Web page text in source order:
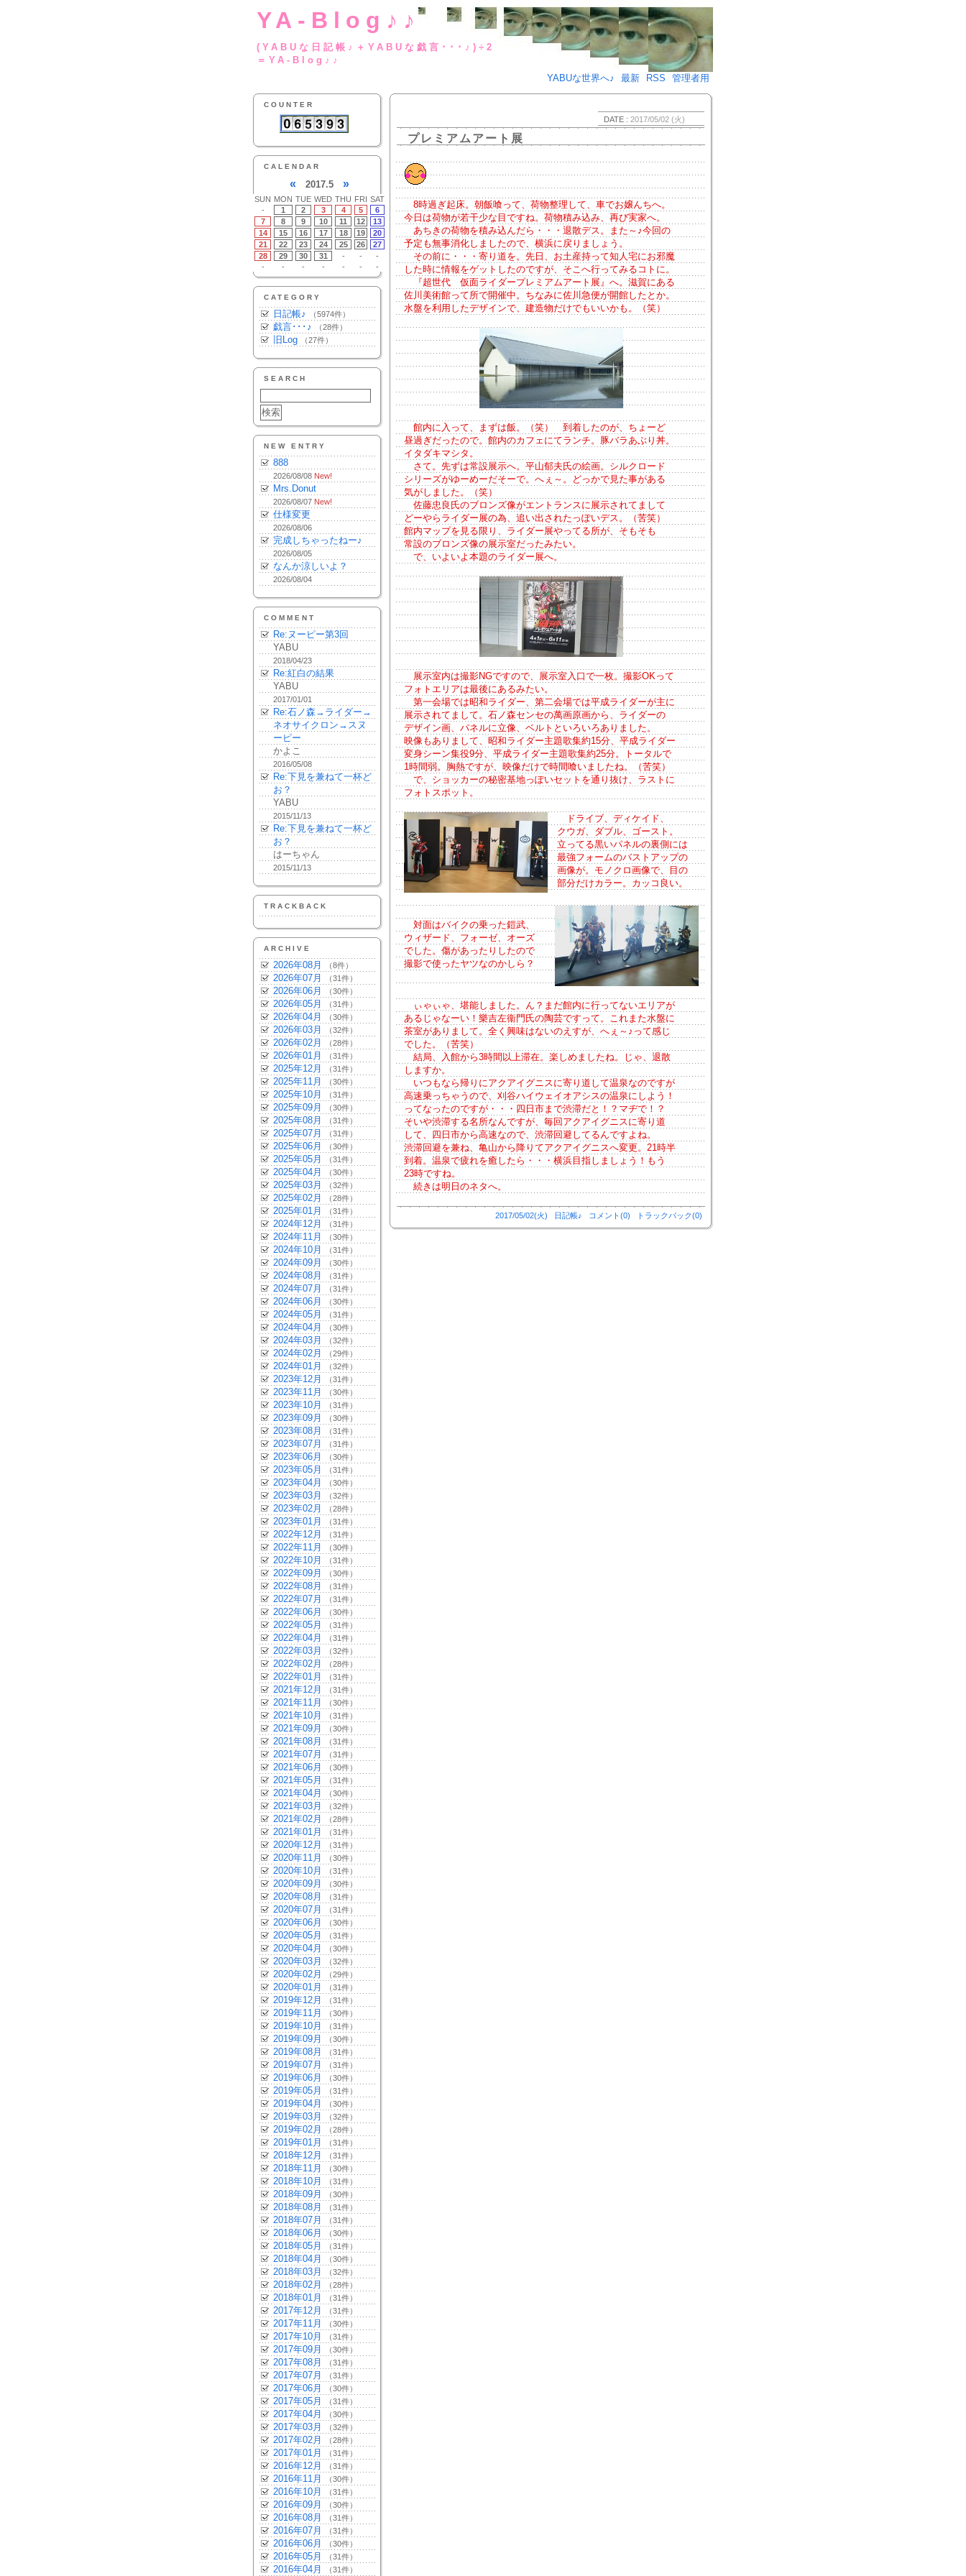
YA-Blog♪♪
(YABUな日記帳♪＋YABUな戯言･･･♪)÷2
＝YA-Blog♪♪
YABUな世界へ♪
最新 RSS 管理者用
COUNTER
CALENDAR
« 2017.5 »
SUN MON TUE WED THU FRI SAT
-
1 2 3 4 5
6
7
8 9 10 11 12
13
14
15 16 17 18 19
20
21
22 23 24 25 26
27
28
29 30 31 - -
-
-
- - - - - -
CATEGORY
日記帳♪ （5974件）
戯言･･･♪ （28件）
旧Log （27件）
SEARCH
NEW ENTRY
888
2026/08/08 New!
Mrs.Donut
2026/08/07 New!
仕様変更
2026/08/06
完成しちゃったねー♪
2026/08/05
なんか涼しいよ？
2026/08/04
COMMENT
Re:ヌーピー第3回
YABU
2018/04/23
Re:紅白の結果
YABU
2017/01/01
Re:石ノ森→ライダー→
ネオサイクロン→スヌ
ーピー
かよこ
2016/05/08
Re:下見を兼ねて一杯ど
お？
YABU
2015/11/13
Re:下見を兼ねて一杯ど
お？
はーちゃん
2015/11/13
TRACKBACK
ARCHIVE
2026年08月 （8件）
2026年07月 （31件）
2026年06月 （30件）
2026年05月 （31件）
2026年04月 （30件）
2026年03月 （32件）
2026年02月 （28件）
2026年01月 （31件）
2025年12月 （31件）
2025年11月 （30件）
2025年10月 （31件）
2025年09月 （30件）
2025年08月 （31件）
2025年07月 （31件）
2025年06月 （30件）
2025年05月 （31件）
2025年04月 （30件）
2025年03月 （32件）
2025年02月 （28件）
2025年01月 （31件）
2024年12月 （31件）
2024年11月 （30件）
2024年10月 （31件）
2024年09月 （30件）
2024年08月 （31件）
2024年07月 （31件）
2024年06月 （30件）
2024年05月 （31件）
2024年04月 （30件）
2024年03月 （32件）
2024年02月 （29件）
2024年01月 （32件）
2023年12月 （31件）
2023年11月 （30件）
2023年10月 （31件）
2023年09月 （30件）
2023年08月 （31件）
2023年07月 （31件）
2023年06月 （30件）
2023年05月 （31件）
2023年04月 （30件）
2023年03月 （32件）
2023年02月 （28件）
2023年01月 （31件）
2022年12月 （31件）
2022年11月 （30件）
2022年10月 （31件）
2022年09月 （30件）
2022年08月 （31件）
2022年07月 （31件）
2022年06月 （30件）
2022年05月 （31件）
2022年04月 （31件）
2022年03月 （32件）
2022年02月 （28件）
2022年01月 （31件）
2021年12月 （31件）
2021年11月 （30件）
2021年10月 （31件）
2021年09月 （30件）
2021年08月 （31件）
2021年07月 （31件）
2021年06月 （30件）
2021年05月 （31件）
2021年04月 （30件）
2021年03月 （32件）
2021年02月 （28件）
2021年01月 （31件）
2020年12月 （31件）
2020年11月 （30件）
2020年10月 （31件）
2020年09月 （30件）
2020年08月 （31件）
2020年07月 （31件）
2020年06月 （30件）
2020年05月 （31件）
2020年04月 （30件）
2020年03月 （32件）
2020年02月 （29件）
2020年01月 （31件）
2019年12月 （31件）
2019年11月 （30件）
2019年10月 （31件）
2019年09月 （30件）
2019年08月 （31件）
2019年07月 （31件）
2019年06月 （30件）
2019年05月 （31件）
2019年04月 （30件）
2019年03月 （32件）
2019年02月 （28件）
2019年01月 （31件）
2018年12月 （31件）
2018年11月 （30件）
2018年10月 （31件）
2018年09月 （30件）
2018年08月 （31件）
2018年07月 （31件）
2018年06月 （30件）
2018年05月 （31件）
2018年04月 （30件）
2018年03月 （32件）
2018年02月 （28件）
2018年01月 （31件）
2017年12月 （31件）
2017年11月 （30件）
2017年10月 （31件）
2017年09月 （30件）
2017年08月 （31件）
2017年07月 （31件）
2017年06月 （30件）
2017年05月 （31件）
2017年04月 （30件）
2017年03月 （32件）
2017年02月 （28件）
2017年01月 （31件）
2016年12月 （31件）
2016年11月 （30件）
2016年10月 （31件）
2016年09月 （30件）
2016年08月 （31件）
2016年07月 （31件）
2016年06月 （30件）
2016年05月 （31件）
2016年04月 （31件）
DATE : 2017/05/02 (火)
プレミアムアート展
8時過ぎ起床。朝飯喰って、荷物整理して、車でお嬢んちへ。
今日は荷物が若干少な目ですね。荷物積み込み、再び実家へ。
あちきの荷物を積み込んだら・・・退散デス。また～♪今回の
予定も無事消化しましたので、横浜に戻りましょう。
その前に・・・寄り道を。先日、お土産持って知人宅にお邪魔
した時に情報をゲットしたのですが、そこへ行ってみるコトに。
『超世代 仮面ライダープレミアムアート展』へ。滋賀にある
佐川美術館って所で開催中。ちなみに佐川急便が開館したとか。
水盤を利用したデザインで、建造物だけでもいいかも。（笑）
館内に入って、まずは飯。（笑） 到着したのが、ちょーど
昼過ぎだったので。館内のカフェにてランチ。豚バラあぶり丼。
イタダキマシタ。
さて。先ずは常設展示へ。平山郁夫氏の絵画。シルクロード
シリーズがゆーめーだそーで。へぇ～。どっかで見た事がある
気がしました。（笑）
佐藤忠良氏のブロンズ像がエントランスに展示されてまして
どーやらライダー展の為、追い出されたっぽいデス。（苦笑）
館内マップを見る限り、ライダー展やってる所が、そもそも
常設のブロンズ像の展示室だったみたい。
で、いよいよ本題のライダー展へ。
展示室内は撮影NGですので、展示室入口で一枚。撮影OKって
フォトエリアは最後にあるみたい。
第一会場では昭和ライダー、第二会場では平成ライダーが主に
展示されてまして。石ノ森センセの萬画原画から、ライダーの
デザイン画、パネルに立像、ベルトといろいろありました。
映像もありまして、昭和ライダー主題歌集約15分、平成ライダー
変身シーン集役9分、平成ライダー主題歌集約25分。トータルで
1時間弱。胸熱ですが、映像だけで時間喰いましたね。（苦笑）
で、ショッカーの秘密基地っぽいセットを通り抜け、ラストに
フォトスポット。
ドライブ、ディケイド、
クウガ、ダブル、ゴースト。
立ってる黒いパネルの裏側には
最強フォームのバストアップの
画像が。モノクロ画像で、目の
部分だけカラー。カッコ良い。
対面はバイクの乗った鎧武、
ウィザード、フォーゼ、オーズ
でした。傷があったりしたので
撮影で使ったヤツなのかしら？
ぃゃぃゃ、堪能しました。ん？まだ館内に行ってないエリアが
あるじゃなーい！樂吉左衞門氏の陶芸ですって。これまた水盤に
茶室がありまして。全く興味はないのえすが、へぇ～♪って感じ
でした。（苦笑）
結局、入館から3時間以上滞在。楽しめましたね。じゃ、退散
しますか。
いつもなら帰りにアクアイグニスに寄り道して温泉なのですが
高速乗っちゃうので、刈谷ハイウェイオアシスの温泉にしよう！
ってなったのですが・・・四日市まで渋滞だと！？マヂで！？
そいや渋滞する名所なんですが、毎回アクアイグニスに寄り道
して、四日市から高速なので、渋滞回避してるんですよね。
渋滞回避を兼ね、亀山から降りてアクアイグニスへ変更。21時半
到着。温泉で疲れを癒したら・・・横浜目指しましょう！もう
23時ですね。
続きは明日のネタへ。
2017/05/02(火) 日記帳♪ コメント(0) トラックバック(0)